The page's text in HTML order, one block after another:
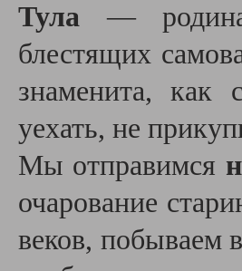
Тула —
блестящих
знаменита, как
уехать, не
Мы отправимся
очарование
веков, побываем